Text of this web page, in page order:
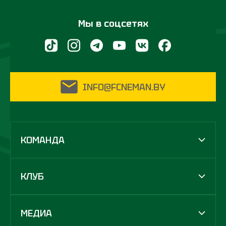
Мы в соцсетях
INFO@FCNEMAN.BY
КОМАНДА
КЛУБ
МЕДИА